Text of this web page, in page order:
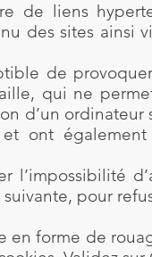
de liens
des sites ainsi
de
qui ne
d’un
ont également
pour
en forme de